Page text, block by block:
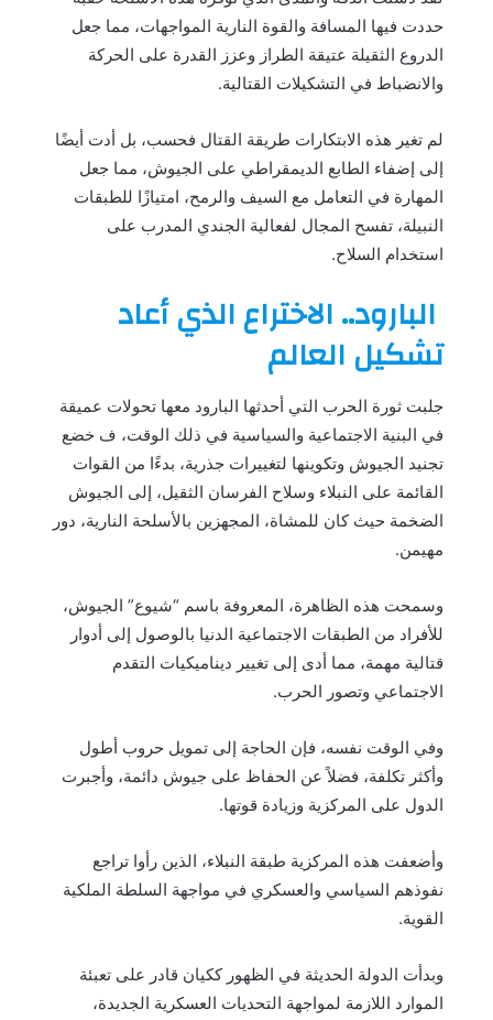
حددت فيها المسافة والقوة النارية المواجهات، مما جعل
الدروع الثقيلة عتيقة الطراز وعزز القدرة على الحركة
والانضباط في التشكيلات القتالية.
لم تغير هذه الابتكارات طريقة القتال فحسب، بل أدت أيضًا
إلى إضفاء الطابع الديمقراطي على الجيوش، مما جعل
المهارة في التعامل مع السيف والرمح، امتيازًا للطبقات
النبيلة، تفسح المجال لفعالية الجندي المدرب على
استخدام السلاح.
البارود.. الاختراع الذي أعاد
تشكيل العالم
جلبت ثورة الحرب التي أحدثها البارود معها تحولات عميقة
في البنية الاجتماعية والسياسية في ذلك الوقت، ف خضع
تجنيد الجيوش وتكوينها لتغييرات جذرية، بدءًا من القوات
القائمة على النبلاء وسلاح الفرسان الثقيل، إلى الجيوش
الضخمة حيث كان للمشاة، المجهزين بالأسلحة النارية، دور
مهيمن.
وسمحت هذه الظاهرة، المعروفة باسم “شيوع” الجيوش،
للأفراد من الطبقات الاجتماعية الدنيا بالوصول إلى أدوار
قتالية مهمة، مما أدى إلى تغيير ديناميكيات التقدم
الاجتماعي وتصور الحرب.
وفي الوقت نفسه، فإن الحاجة إلى تمويل حروب أطول
وأكثر تكلفة، فضلاً عن الحفاظ على جيوش دائمة، وأجبرت
الدول على المركزية وزيادة قوتها.
وأضعفت هذه المركزية طبقة النبلاء، الذين رأوا تراجع
نفوذهم السياسي والعسكري في مواجهة السلطة الملكية
القوية.
وبدأت الدولة الحديثة في الظهور ككيان قادر على تعبئة
الموارد اللازمة لمواجهة التحديات العسكرية الجديدة،